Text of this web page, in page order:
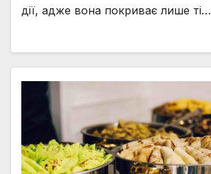
дії, адже вона покриває лише ті…